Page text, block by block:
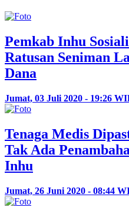
Pemkab Inhu
Ratusan Seniman
Dana
Jumat, 03 Juli 2020 - 19:26
Tenaga Medis
Tak Ada
Inhu
Jumat, 26 Juni 2020 - 08:44